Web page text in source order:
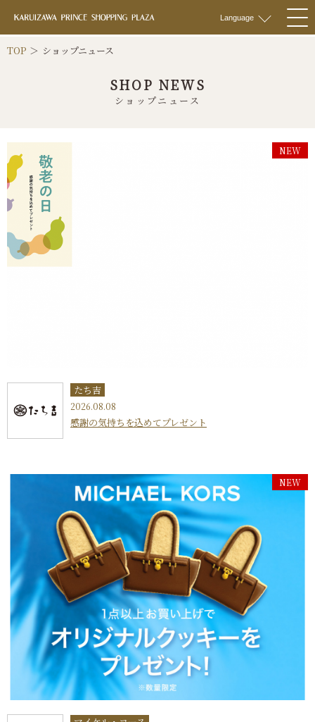
軽井沢 プリンス
Language
TOP ショップニュース
SHOP NEWS
ショップニュース
たち吉
2026.08.08
感謝の気持ちを込めてプレゼント
NEW
NEW